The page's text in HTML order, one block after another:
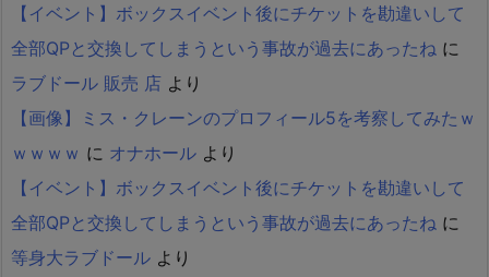
【イベント】ボックスイベント後にチケットを勘違いして
全部QPと交換してしまうという事故が過去にあったね に
ラブドール 販売 店 より
【画像】ミス・クレーンのプロフィール5を考察してみたｗ
ｗｗｗｗ に オナホール より
【イベント】ボックスイベント後にチケットを勘違いして
全部QPと交換してしまうという事故が過去にあったね に
等身大ラブドール より